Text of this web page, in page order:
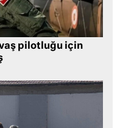
pilotluğu için